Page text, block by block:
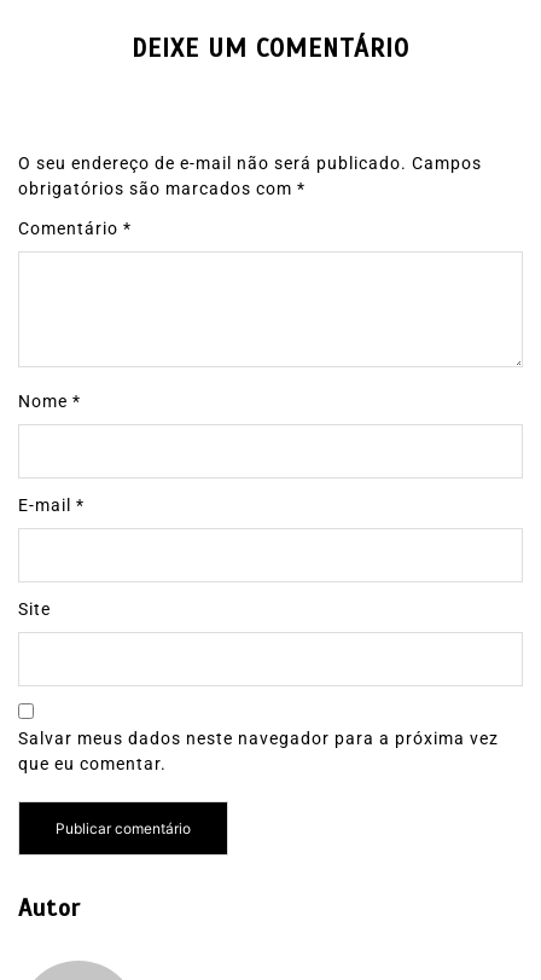
DEIXE UM COMENTÁRIO
O seu endereço de e-mail não será publicado. Campos
obrigatórios são marcados com *
Comentário *
Nome *
E-mail *
Site
Salvar meus dados neste navegador para a próxima vez
que eu comentar.
Autor